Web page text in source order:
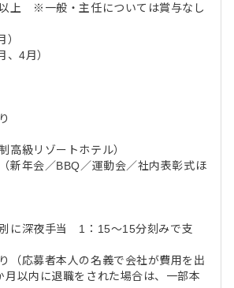
上 ※一般・主任については賞与なし
4月）
高級リゾートホテル）
新年会／BBQ／運動会／社内表彰式ほ
に深夜手当 1：15～15分刻みで支
（応募者本人の名義で会社が費用を出
月以内に退職をされた場合は、一部本